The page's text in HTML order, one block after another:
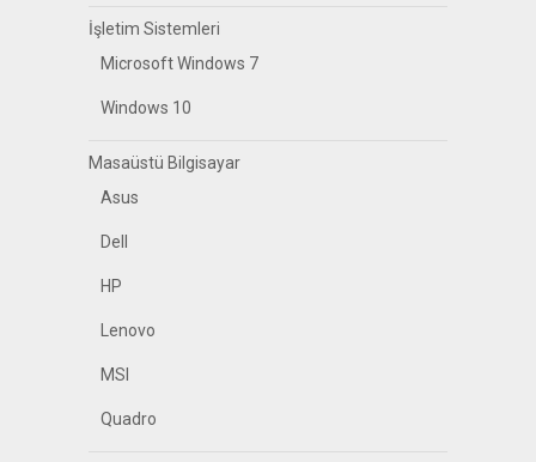
İşletim Sistemleri
Microsoft Windows 7
Windows 10
Masaüstü Bilgisayar
Asus
Dell
HP
Lenovo
MSI
Quadro